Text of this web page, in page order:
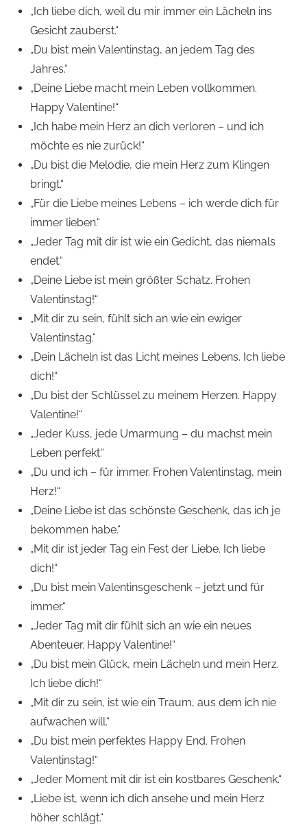
„Ich liebe dich, weil du mir immer ein Lächeln ins
Gesicht zauberst.“
„Du bist mein Valentinstag, an jedem Tag des
Jahres.“
„Deine Liebe macht mein Leben vollkommen.
Happy Valentine!“
„Ich habe mein Herz an dich verloren – und ich
möchte es nie zurück!“
„Du bist die Melodie, die mein Herz zum Klingen
bringt.“
„Für die Liebe meines Lebens – ich werde dich für
immer lieben.“
„Jeder Tag mit dir ist wie ein Gedicht, das niemals
endet.“
„Deine Liebe ist mein größter Schatz. Frohen
Valentinstag!“
„Mit dir zu sein, fühlt sich an wie ein ewiger
Valentinstag.“
„Dein Lächeln ist das Licht meines Lebens. Ich liebe
dich!“
„Du bist der Schlüssel zu meinem Herzen. Happy
Valentine!“
„Jeder Kuss, jede Umarmung – du machst mein
Leben perfekt.“
„Du und ich – für immer. Frohen Valentinstag, mein
Herz!“
„Deine Liebe ist das schönste Geschenk, das ich je
bekommen habe.“
„Mit dir ist jeder Tag ein Fest der Liebe. Ich liebe
dich!“
„Du bist mein Valentinsgeschenk – jetzt und für
immer.“
„Jeder Tag mit dir fühlt sich an wie ein neues
Abenteuer. Happy Valentine!“
„Du bist mein Glück, mein Lächeln und mein Herz.
Ich liebe dich!“
„Mit dir zu sein, ist wie ein Traum, aus dem ich nie
aufwachen will.“
„Du bist mein perfektes Happy End. Frohen
Valentinstag!“
„Jeder Moment mit dir ist ein kostbares Geschenk.“
„Liebe ist, wenn ich dich ansehe und mein Herz
höher schlägt.“